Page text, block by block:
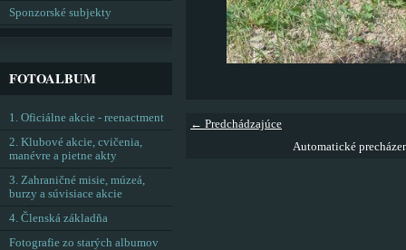
← Predchádzajúce
Automatické
Sponzorské subjekty
FOTOALBUM
1. Oficiálne akcie - reenactment
2. Klubové akcie, cvičenia,
manévre a pietne akty
3. Zahraničné misie, múzeá,
burzy a súvisiace akcie
4. Členská základňa
Fotografie zo starých albumov